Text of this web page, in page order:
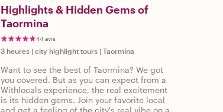
Highlights & Hidden Gems of
Taormina
44 avis
3 heures | city highlight tours | Taormina
Want to see the best of Taormina? We got
you covered. But as you can expect from a
Withlocals experience, the real excitement
is its hidden gems. Join your favorite local
and get a feeling of the city's real vibe on a